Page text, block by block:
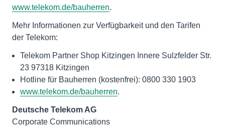
www.telekom.de/bauherren.
Mehr Informationen zur Verfügbarkeit und den Tarifen
der Telekom:
Telekom Partner Shop Kitzingen Innere Sulzfelder Str.
23 97318 Kitzingen
Hotline für Bauherren (kostenfrei): 0800 330 1903
www.telekom.de/bauherren.
Deutsche Telekom AG
Corporate Communications